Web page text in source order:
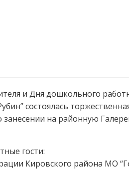
и Дня дошкольного
состоялась
занесении на районную
гости:
Кировского района МО